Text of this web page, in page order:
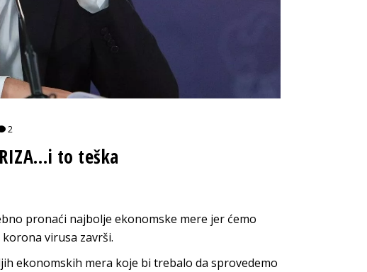
2
to teška
pronaći najbolje ekonomske mere jer ćemo
virusa završi.
ekonomskih mera koje bi trebalo da sprovedemo